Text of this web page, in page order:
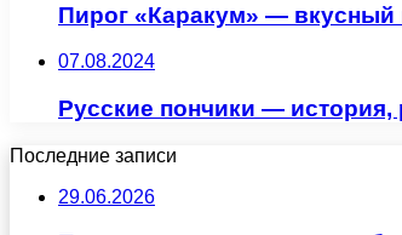
Пирог «Каракум» —
07.08.2024
Русские пончики — история,
Последние записи
29.06.2026